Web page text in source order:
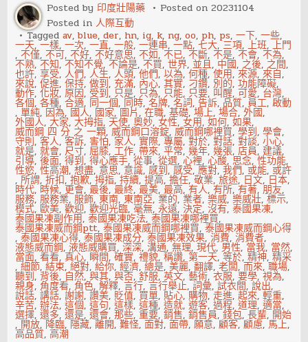
Posted by 印度壯陽藥 Posted on20231104
Posted in人際互動
Taggedav,blue,der, hn, ig, k, ng,oo, ph, ps,一下,一些,
一天,一樣,一次,一直,一般,一連串,一點,七大,三項,上班,上門
,不僅,不可,不好,不好意思,不如,不已,不斷,不是,不會,不為,
不熟,不知,不知不覺,不論是,不買,世界,並且, 中國, 之後, 之間,
也許,享受,人們,人生,人頭,他們,以為,何種,使用,來源,來自,
來說,促進,保持,做到, 充滿, 內心,其實, 刁鑽, 別的,功能障礙,
動作,化妝,原因, 受到, 只是, 只為, 只能, 只要, 叫醒,可愛, 台灣,
各個,各種,合適, 同一個, 同時,名牌,名詞,告訴, 品質, 員工,啟動
,單純, 因為, 國人, 國家, 圖片,在職,基礎,場上,場合,外國,
外國人,大家,大拇指,天使,奧妙,女性,女用,如何,如果,
威而鋼 四 分 之 一顆,威而鋼口溶錠,威而鋼哪裡買,學到,學會,
守則,客人,客訴,害怕, 家人,實際,專屬,對於,對話,對談,小心,
就是,就會, 尺寸,屈膝,工作,帶來,平常,幾年,幾張,店員, 建議,
引導,後面,得到,得心應手,從事,從選,心裡,心酸, 思念,性功能,
性慾,性高潮,想盡, 意思, 意識,感到,感受,應對,我們, 或能, 或許
,所謂,折扣,抱歉,拇指,持續,提高,擔任,敬業,旅途, 日文, 日本,
時代, 時候, 更會,最後,最終,最美,最高,有人,有所,有著,朋友,
服務,服務業,服飾,東南,東南亞, 業的, 業者,樂威,樂威壯,標示,
模式,歐美,歡迎,歡迎光臨,毫無,永遠,決定,沒有,泰國果凍,
泰國果凍副作用,泰國果凍吃法,泰國果凍哪裡買,
泰國果凍威而鋼ptt,泰國果凍威而鋼哪裡買,泰國果凍威而鋼心得
,泰國果凍心得,泰國果凍成分,泰國果凍效果,消費,消費者,
液態威而鋼,液態威購買,深深,溝通,無理,現代, 男性, 當我, 當然,
當面,看看,真心, 瞬間,確實,禮貌,稱讚, 第一天,等於,精神,精采
,細節,結束,絕對,給你,經濟,總是,美麗,翻譯,老闆,而來,職場,
聽到,背後, 自然,與其,與否,舒服,英文,藝術,衣服,要學,視為,
親身, 角度看, 角色,解釋,言行,言行舉止,詞彙,試衣間,說出,
說話,講話,謝謝,讚美, 貶值, 買單,貼心,購物,走進,起來,輕重,
辛苦,辦法,這個,這句,這樣,這種,造就,遊客,過程,道理,適當,
選擇,還多,還是,還會,那些,重要,銷售,銷售員,錢包,長輩, 開始
, 開放, 降臨, 隱藏,離開,難怪,面對,面帶,願意,顧客,顧慮, 馬上,
高品質,高潮